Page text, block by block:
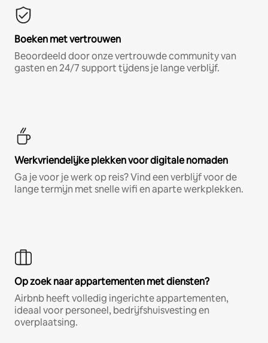
Boeken met vertrouwen
Beoordeeld door onze vertrouwde community van
gasten en 24/7 support tijdens je lange verblijf.
Werkvriendelijke plekken voor digitale nomaden
Ga je voor je werk op reis? Vind een verblijf voor de
lange termijn met snelle wifi en aparte werkplekken.
Op zoek naar appartementen met diensten?
Airbnb heeft volledig ingerichte appartementen,
ideaal voor personeel, bedrijfshuisvesting en
overplaatsing.